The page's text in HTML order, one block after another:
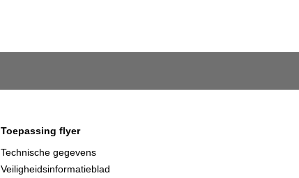
Toepassing flyer
Technische gegevens
Veiligheidsinformatieblad